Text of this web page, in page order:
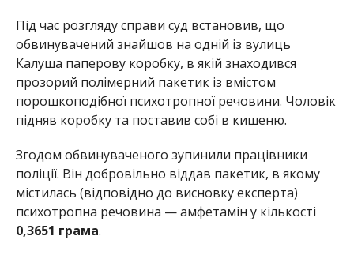
Під час розгляду справи суд встановив, що
обвинувачений знайшов на одній із вулиць
Калуша паперову коробку, в якій знаходився
прозорий полімерний пакетик із вмістом
порошкоподібної психотропної речовини. Чоловік
підняв коробку та поставив собі в кишеню.
Згодом обвинуваченого зупинили працівники
поліції. Він добровільно віддав пакетик, в якому
містилась (відповідно до висновку експерта)
психотропна речовина — амфетамін у кількості
0,3651 грама.